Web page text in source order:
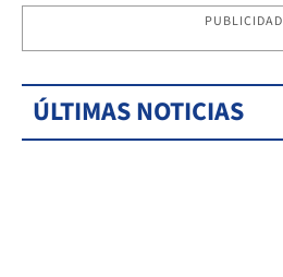
PUBLICIDAD
ÚLTIMAS NOTICIAS